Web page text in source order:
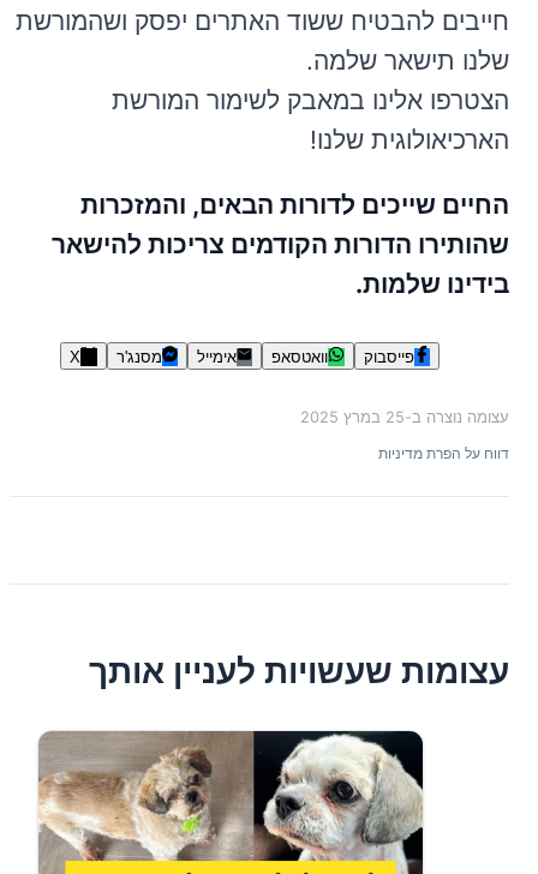
חייבים להבטיח ששוד האתרים יפסק ושהמורשת
שלנו תישאר שלמה.
הצטרפו אלינו במאבק לשימור המורשת
הארכיאולוגית שלנו!
החיים שייכים לדורות הבאים, והמזכרות
שהותירו הדורות הקודמים צריכות להישאר
בידינו שלמות.
פייסבוק וואטסאפ אימייל מסנג'ר X
עצומה נוצרה ב-25 במרץ 2025
דווח על הפרת מדיניות
עצומות שעשויות לעניין אותך